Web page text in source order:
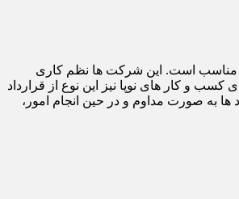
مناسب است. این شرکت ها نظم کاری
و کار های نوپا نیز این نوع از قرارداد
ها به صورت مداوم و در حین انجام امور،